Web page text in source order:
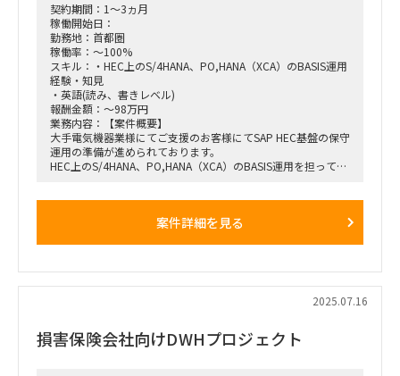
契約期間：1～3ヵ月
稼働開始日：
勤務地：首都圏
稼働率：～100%
スキル：・HEC上のS/4HANA、PO,HANA（XCA）のBASIS運用
経験・知見
・英語(読み、書きレベル)
報酬金額：～98万円
業務内容：【案件概要】
大手電気機器業様にてご支援のお客様にてSAP HEC基盤の保守
運用の準備が進められております。
HEC上のS/4HANA、PO,HANA（XCA）のBASIS運用を担って頂
案件詳細を見る
2025.07.16
損害保険会社向けDWHプロジェクト